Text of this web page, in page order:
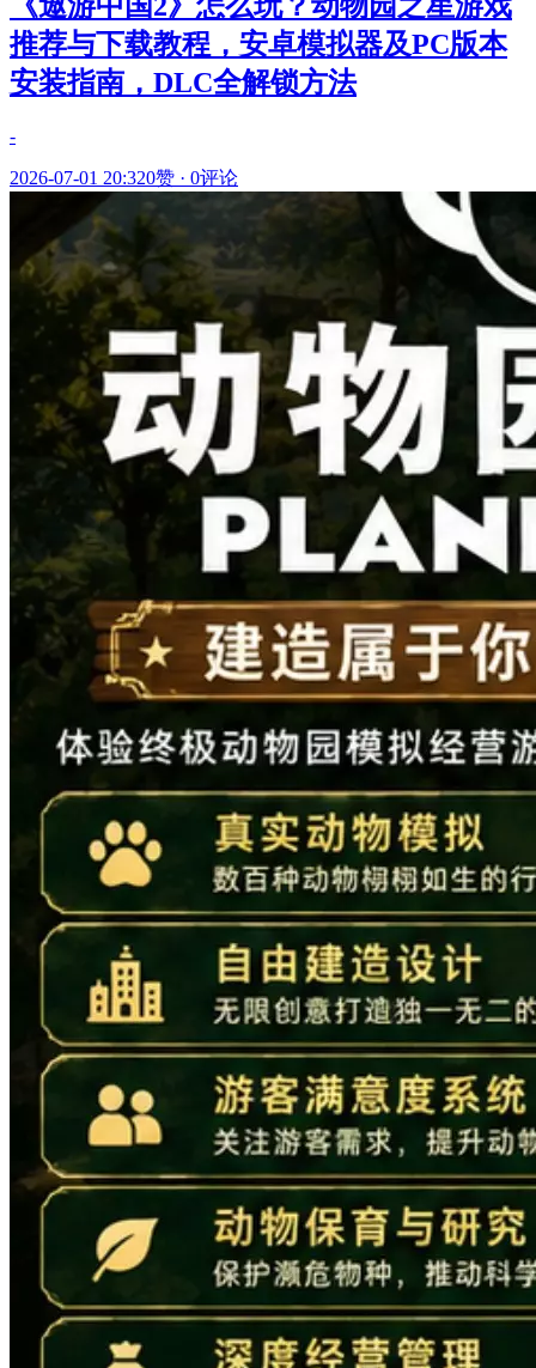
《遨游中国2》怎么玩？动物园之星游戏
推荐与下载教程，安卓模拟器及PC版本
安装指南，DLC全解锁方法
-
2026-07-01 20:320赞 · 0评论